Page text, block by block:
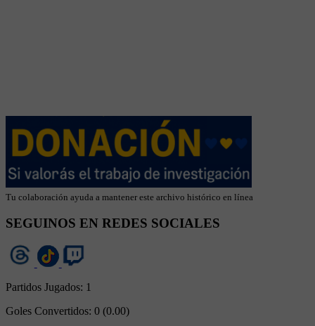
Tu colaboración ayuda a mantener este archivo histórico en línea
SEGUINOS EN REDES SOCIALES
Partidos Jugados: 1
Goles Convertidos: 0 (0.00)